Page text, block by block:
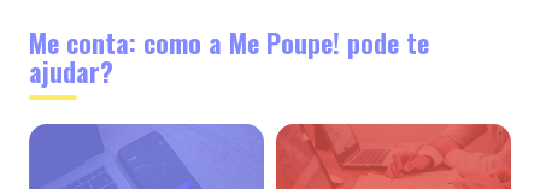
Me conta: como a Me Poupe! pode te
ajudar?